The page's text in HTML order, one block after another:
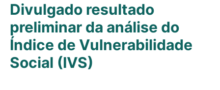
Divulgado resultado
preliminar da análise do
Índice de Vulnerabilidade
Social (IVS)